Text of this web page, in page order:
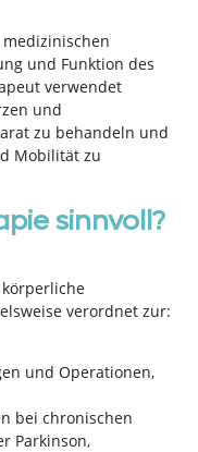
und Funktion des
verwendet
und
zu behandeln und
Mobilität zu
sinnvoll?
verordnet zur:
und Operationen,
bei chronischen
Parkinson,